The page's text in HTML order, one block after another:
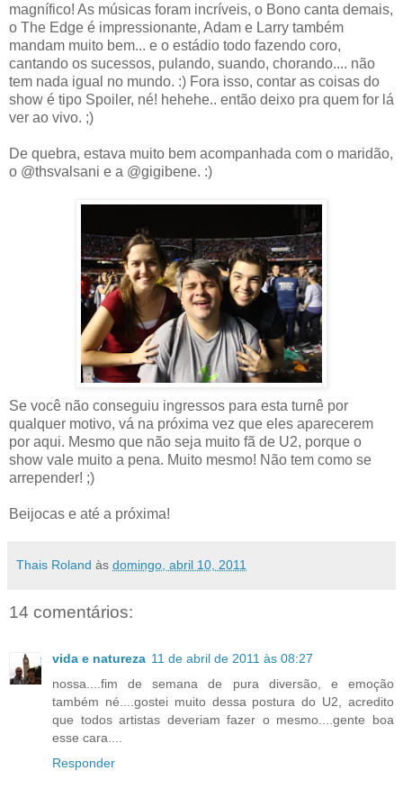
magnífico! As músicas foram incríveis, o Bono canta demais,
o The Edge é impressionante, Adam e Larry também
mandam muito bem... e o estádio todo fazendo coro,
cantando os sucessos, pulando, suando, chorando.... não
tem nada igual no mundo. :) Fora isso, contar as coisas do
show é tipo Spoiler, né! hehehe.. então deixo pra quem for lá
ver ao vivo. ;)
De quebra, estava muito bem acompanhada com o maridão,
o @thsvalsani e a @gigibene. :)
Se você não conseguiu ingressos para esta turnê por
qualquer motivo, vá na próxima vez que eles aparecerem
por aqui. Mesmo que não seja muito fã de U2, porque o
show vale muito a pena. Muito mesmo! Não tem como se
arrepender! ;)
Beijocas e até a próxima!
Thais Roland às domingo, abril 10, 2011
14 comentários:
vida e natureza 11 de abril de 2011 às 08:27
nossa....fim de semana de pura diversão, e emoção
também né....gostei muito dessa postura do U2, acredito
que todos artistas deveriam fazer o mesmo....gente boa
esse cara....
Responder